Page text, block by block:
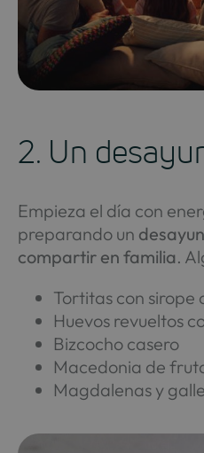
2. Un
Empieza el día con
preparando un
compartir en familia.
Tortitas con sirope
Huevos revueltos
Bizcocho casero
Macedonia de
Magdalenas y